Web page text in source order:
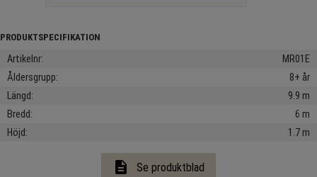
Artikelnr
MR01E
Åldersgrupp
8+ år
Längd
9.9 m
Bredd
6 m
Höjd
1.7 m
description Se produktblad